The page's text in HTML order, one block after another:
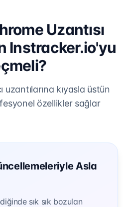
Uzantısı
Instracker.io'yu
uzantılarına kıyasla üstün
özellikler sağlar
Asla
sık sık bozulan